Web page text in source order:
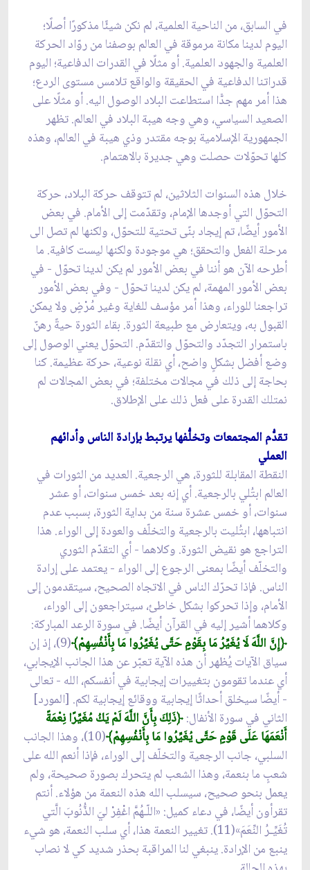
في السابق، من الناحية العلمية، لم نكن شيئًا مذكورًا أصلًا؛
اليوم لدينا مكانة مرموقة في العالم بوصفنا من روّاد الحركة
العلمية والجهود العلمية. أو مثلًا في القدرات الدفاعية؛ اليوم
قدراتنا الدفاعية في الحقيقة والواقع تلامس مستوى الردع؛
هذا أمر مهم جدًّا استطاعت البلاد الوصول اليه. أو مثلًا على
الصعيد السياسي، وهي وجه هيبة البلاد في العالم. تظهر
الجمهورية الإسلامية بوجه مقتدر وذي هيبة في العالم، وهذه
كلها تحوّلات حصلت وهي جديرة بالاهتمام.
خلال هذه السنوات الثلاثين، لم تتوقف حركة البلاد، حركة
التحوّل التي أوجدها الإمام، وتقدّمت إلى الأمام. في بعض
الأمور أيضًا، تم إيجاد بنًى تحتية للتحوّل، ولكنها لم تصل الى
مرحلة الفعل والتحقق؛ هي موجودة ولكنها ليست كافية. ما
أطرحه الآن هو أننا في بعض الأمور لم يكن لدينا تحوّل - في
بعض الأمور المهمة، لم يكن لدينا تحوّل - وفي بعض الأمور
تراجعنا للوراء، وهذا أمر مؤسف للغاية وغير مُرْضٍ ولا يمكن
القبول به، ويتعارض مع طبيعة الثورة. بقاء الثورة حيةً رهنٌ
باستمرار التجدّد والتحوّل والتقدّم. التحوّل يعني الوصول إلى
وضع أفضل بشكلٍ واضح، أي نقلة نوعية، حركة عظيمة. كنا
بحاجة إلى ذلك في مجالات مختلفة؛ في بعض المجالات لم
نمتلك القدرة على فعل ذلك على الإطلاق.
تقدُّم المجتمعات وتخلُّفها يرتبط بإرادة الناس وأدائهم
العملي
النقطة المقابلة للثورة، هي الرجعية. العديد من الثورات في
العالم ابتُلي بالرجعية. أي إنه بعد خمس سنوات، أو عشر
سنوات، أو خمس عشرة سنة من بداية الثورة، بسبب عدم
انتباهها، ابتُليت بالرجعية والتخلّف والعودة إلى الوراء. هذا
التراجع هو نقيض الثورة. وكلاهما - أي التقدّم الثوري
والتخلّف أيضًا بمعنى الرجوع إلى الوراء - يعتمد على إرادة
الناس. فإذا تحرّك الناس في الاتجاه الصحيح، سيتقدمون إلى
الأمام، وإذا تحركوا بشكل خاطئ، سيتراجعون إلى الوراء،
وكلاهما أشير إليه في القرآن أيضًا. في سورة الرعد المباركة:
﴿إِنَّ اللَّهَ لَا يُغَيِّرُ مَا بِقَوْمٍ حَتَّى يُغَيِّرُوا مَا بِأَنْفُسِهِمْ﴾ (9)، إذ إن
سياق الآيات يُظهر أن هذه الآية تعبّر عن هذا الجانب الإيجابي،
أي عندما تقومون بتغييرات إيجابية في أنفسكم، الله - تعالى
- أيضًا سيخلق أحداثًا إيجابية ووقائع إيجابية لكم. [المورد]
الثاني في سورة الأنفال:﴿ذَلِكَ بِأَنَّ اللَّهَ لَمْ يَكُ مُغَيِّرًا نِعْمَةً
أَنْعَمَهَا عَلَى قَوْمٍ حَتَّى يُغَيِّرُوا مَا بِأَنْفُسِهِمْ﴾
(10)، وهذا الجانب
السلبي، جانب الرجعية والتخلّف إلى الوراء، فإذا أنعم الله على
شعبٍ ما بنعمة، وهذا الشعب لم يتحرك بصورة صحيحة، ولم
يعمل بنحو صحيح، سيسلب الله هذه النعمة من هؤلاء. أنتم
تقرأون أيضًا، في دعاء كميل: «اللّـهُمَّ اغْفِرْ ليَ الذُّنُوبَ الَّتي
تُغَيِّـرُ النِّعَمَ»(11). تغيير النعمة هذا، أي سلب النعمة، هو شيء
ينبع من الإرادة. ينبغي لنا المراقبة بحذر شديد كي لا نصاب